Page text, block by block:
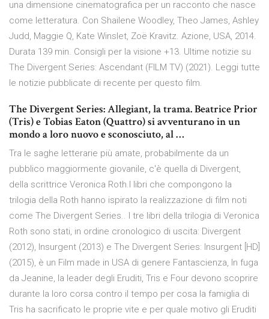
una dimensione cinematografica per un racconto che nasce
come letteratura. Con Shailene Woodley, Theo James, Ashley
Judd, Maggie Q, Kate Winslet, Zoë Kravitz. Azione, USA, 2014.
Durata 139 min. Consigli per la visione +13. Ultime notizie su
The Divergent Series: Ascendant (FILM TV) (2021). Leggi tutte
le notizie pubblicate di recente per questo film.
The Divergent Series: Allegiant, la trama. Beatrice Prior
(Tris) e Tobias Eaton (Quattro) si avventurano in un
mondo a loro nuovo e sconosciuto, al …
Tra le saghe letterarie più amate, probabilmente da un
pubblico maggiormente giovanile, c'è quella di Divergent,
della scrittrice Veronica Roth.I libri che compongono la
trilogia della Roth hanno ispirato la realizzazione di film noti
come The Divergent Series.. I tre libri della trilogia di Veronica
Roth sono stati, in ordine cronologico di uscita: Divergent
(2012), Insurgent (2013) e The Divergent Series: Insurgent [HD]
(2015), è un Film made in USA di genere Fantascienza, In fuga
da Jeanine, la leader degli Eruditi, Tris e Four devono scoprire
durante la loro corsa contro il tempo per cosa la famiglia di
Tris ha sacrificato le proprie vite e per quale motivo gli Eruditi